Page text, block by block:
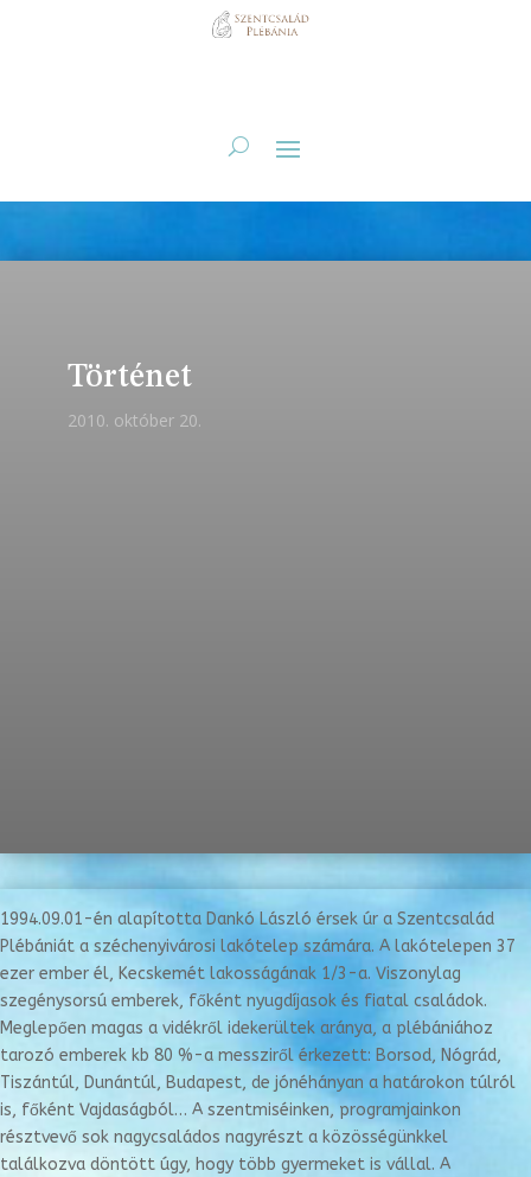
Történet
2010. október 20.
1994.09.01-én alapította Dankó László érsek úr a Szentcsalád
Plébániát a széchenyivárosi lakótelep számára. A lakótelepen 37
ezer ember él, Kecskemét lakosságának 1/3-a. Viszonylag
szegénysorsú emberek, főként nyugdíjasok és fiatal családok.
Meglepően magas a vidékről idekerültek aránya, a plébániához
tarozó emberek kb 80 %-a messziről érkezett: Borsod, Nógrád,
Tiszántúl, Dunántúl, Budapest, de jónéhányan a határokon túlról
is, főként Vajdaságból… A szentmiséinken, programjainkon
résztvevő sok nagycsaládos nagyrészt a közösségünkkel
találkozva döntött úgy, hogy több gyermeket is vállal. A